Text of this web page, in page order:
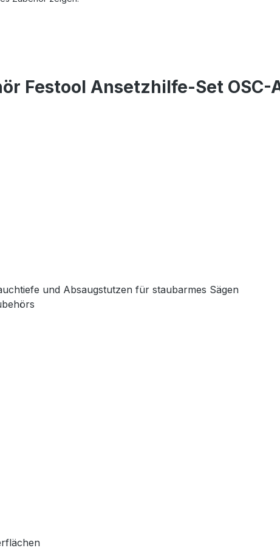
Festool Ansetzhilfe-Set OSC-
und Absaugstutzen für staubarmes Sägen